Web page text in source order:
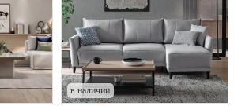
в наличии